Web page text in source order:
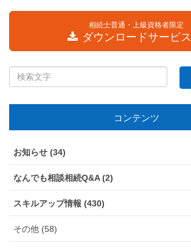
相続士普通・上級資格者限定
ダウンロードサービス
コンテンツ
お知らせ (34)
なんでも相談相続Q&A (2)
スキルアップ情報 (430)
その他 (58)